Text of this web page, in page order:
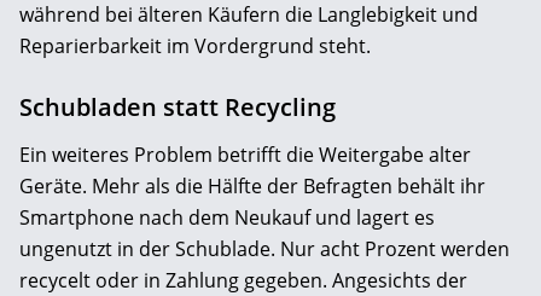
während bei älteren Käufern die Langlebigkeit und
Reparierbarkeit im Vordergrund steht.
Schubladen statt Recycling
Ein weiteres Problem betrifft die Weitergabe alter
Geräte. Mehr als die Hälfte der Befragten behält ihr
Smartphone nach dem Neukauf und lagert es
ungenutzt in der Schublade. Nur acht Prozent werden
recycelt oder in Zahlung gegeben. Angesichts der